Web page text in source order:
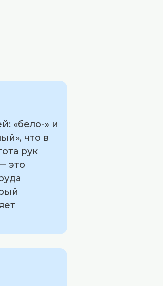
«бело-» и
что в
рук
это